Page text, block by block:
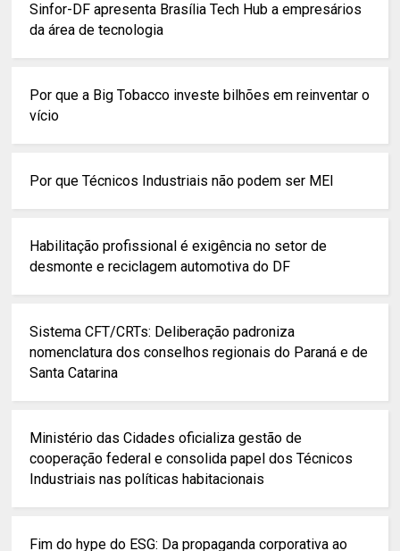
Sinfor-DF apresenta Brasília Tech Hub a empresários
da área de tecnologia
Por que a Big Tobacco investe bilhões em reinventar o
vício
Por que Técnicos Industriais não podem ser MEI
Habilitação profissional é exigência no setor de
desmonte e reciclagem automotiva do DF
Sistema CFT/CRTs: Deliberação padroniza
nomenclatura dos conselhos regionais do Paraná e de
Santa Catarina
Ministério das Cidades oficializa gestão de
cooperação federal e consolida papel dos Técnicos
Industriais nas políticas habitacionais
Fim do hype do ESG: Da propaganda corporativa ao